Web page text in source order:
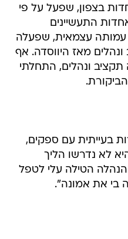
בצפון, שפעל על פי
התעשיינים
עמותה עצמאית, שפעלה
ונהלים מאז היווסדה. אף
תקציב ונהלים, התחלתי
הביקורת.
בעייתית עם ספקים,
לא נדרשו הליך
הטילה עלי לטפל
בי את אמונה".